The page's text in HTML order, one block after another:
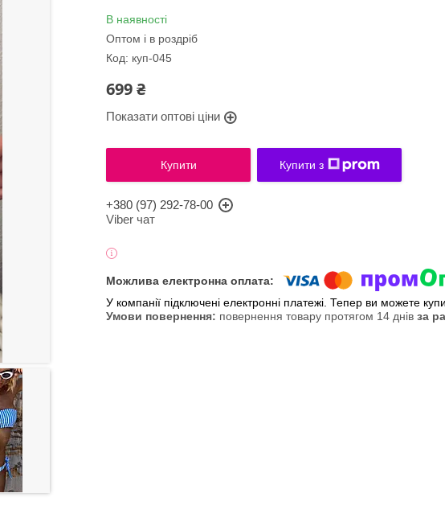
В наявності
Оптом і в роздріб
Код: куп-045
699 ₴
Показати оптові ціни
Купити Купити з
+380 (97) 292-78-00
Viber чат
У компанії підключені електронні платежі. Тепер ви можете
повернення товару протягом 14 днів за